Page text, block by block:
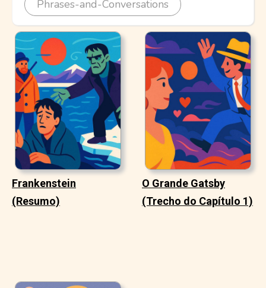
Phrases-and-Conversations
Frankenstein
(Resumo)
O Grande Gatsby
(Trecho do Capítulo 1)